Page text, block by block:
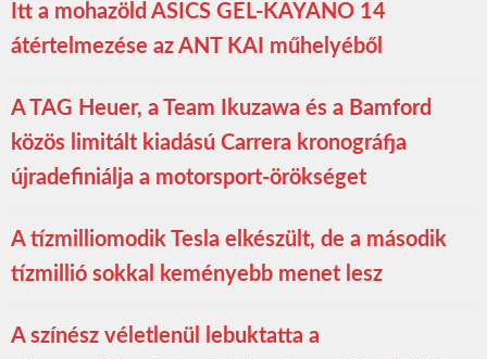
Itt a mohazöld ASICS GEL-KAYANO 14
átértelmezése az ANT KAI műhelyéből
A TAG Heuer, a Team Ikuzawa és a Bamford
közös limitált kiadású Carrera kronográfja
újradefiniálja a motorsport-örökséget
A tízmilliomodik Tesla elkészült, de a második
tízmillió sokkal keményebb menet lesz
A színész véletlenül lebuktatta a